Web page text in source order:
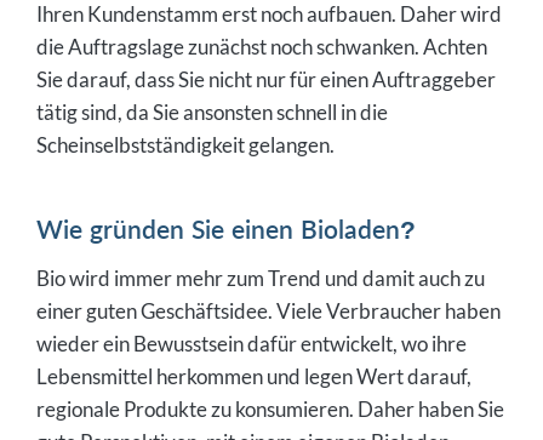
Ihren Kundenstamm erst noch aufbauen. Daher wird
die Auftragslage zunächst noch schwanken. Achten
Sie darauf, dass Sie nicht nur für einen Auftraggeber
tätig sind, da Sie ansonsten schnell in die
Scheinselbstständigkeit gelangen.
Wie gründen Sie einen Bioladen?
Bio wird immer mehr zum Trend und damit auch zu
einer guten Geschäftsidee. Viele Verbraucher haben
wieder ein Bewusstsein dafür entwickelt, wo ihre
Lebensmittel herkommen und legen Wert darauf,
regionale Produkte zu konsumieren. Daher haben Sie